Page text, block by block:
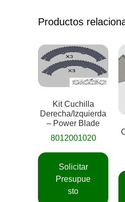
Productos
Kit Cuchilla
Derecha/Izquierda
– Power Blade
8012001020
Solicitar
Presupue
sto